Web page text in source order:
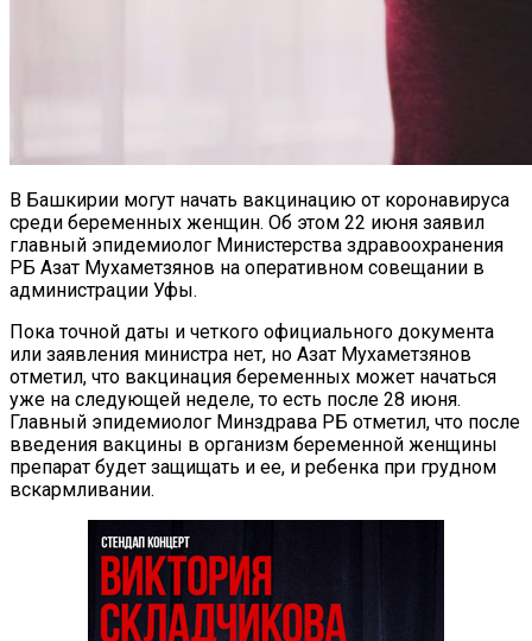
В Башкирии могут начать вакцинацию от коронавируса
среди беременных женщин. Об этом 22 июня заявил
главный эпидемиолог Министерства здравоохранения
РБ Азат Мухаметзянов на оперативном совещании в
администрации Уфы.
Пока точной даты и четкого официального документа
или заявления министра нет, но Азат Мухаметзянов
отметил, что вакцинация беременных может начаться
уже на следующей неделе, то есть после 28 июня.
Главный эпидемиолог Минздрава РБ отметил, что после
введения вакцины в организм беременной женщины
препарат будет защищать и ее, и ребенка при грудном
вскармливании.